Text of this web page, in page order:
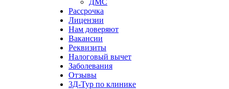
ДМС
Рассрочка
Лицензии
Нам доверяют
Вакансии
Реквизиты
Налоговый вычет
Заболевания
Отзывы
3Д-Тур по клинике